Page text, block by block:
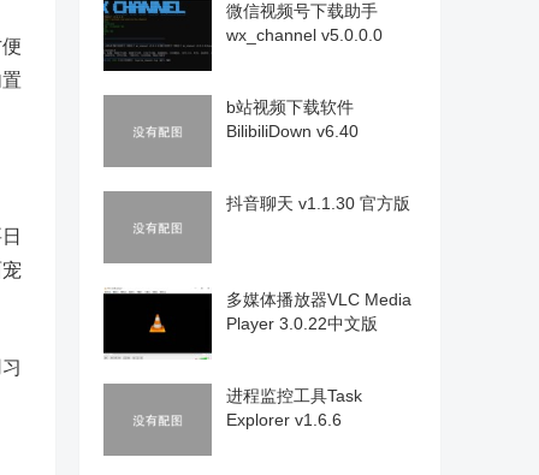
微信视频号下载助手
wx_channel v5.0.0.0
b站视频下载软件
BilibiliDown v6.40
抖音聊天 v1.1.30 官方版
多媒体播放器VLC Media
Player 3.0.22中文版
进程监控工具Task
Explorer v1.6.6